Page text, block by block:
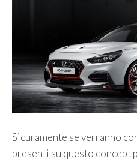
Sicuramente se verranno
presenti su questo concept